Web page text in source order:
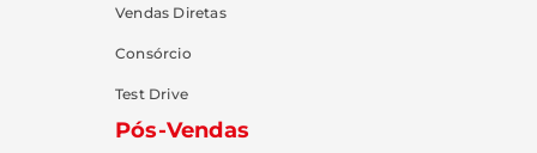
Vendas Diretas
Consórcio
Test Drive
Pós-Vendas